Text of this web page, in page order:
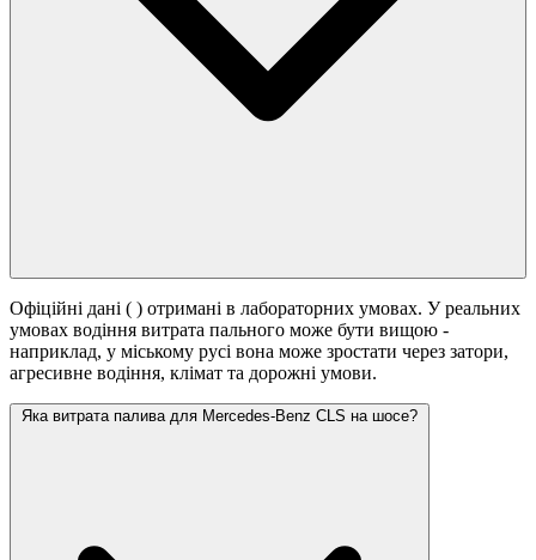
Офіційні дані ( ) отримані в лабораторних умовах. У реальних
умовах водіння витрата пального може бути вищою -
наприклад, у міському русі вона може зростати через затори,
агресивне водіння, клімат та дорожні умови.
Яка витрата палива для Mercedes-Benz CLS на шосе?